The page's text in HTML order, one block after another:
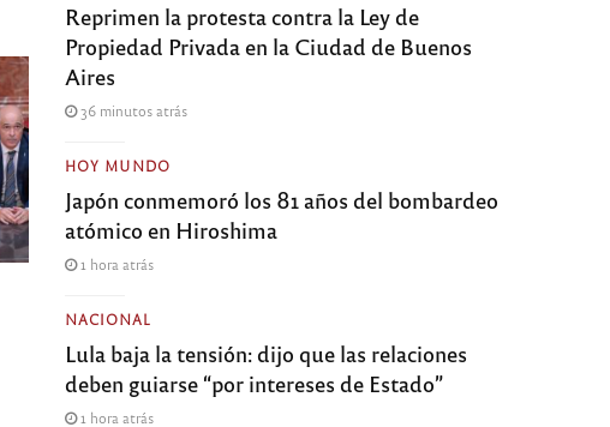
Reprimen la protesta contra la Ley de
Propiedad Privada en la Ciudad de Buenos
Aires
36 minutos atrás
HOY MUNDO
Japón conmemoró los 81 años del bombardeo
atómico en Hiroshima
1 hora atrás
NACIONAL
Lula baja la tensión: dijo que las relaciones
deben guiarse “por intereses de Estado”
1 hora atrás